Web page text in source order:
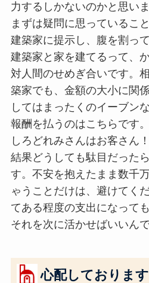
力するしかないのかと思いま
まずは疑問に思っているこ
建築家に提示し、腹を割っ
建築家と家を建てるって、
対人間のせめぎ合いです。
築家でも、金額の大小に関
してはまったくのイーブン
報酬を払うのはこちらです
しろどれみさんはお客さん
結果どうしても駄目だった
す。不安を抱えたまま数千
ゃうことだけは、避けてく
てある程度の支出になって
それを次に活かせばいいんで
心配しております